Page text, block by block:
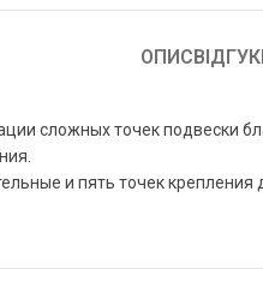
ОПИС
сложных точек подвески
и пять точек